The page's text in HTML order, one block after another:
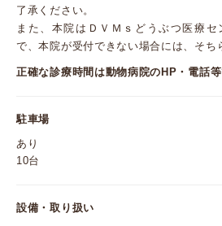
了承ください。
また、本院はＤＶＭｓどうぶつ医療
で、本院が受付できない場合には、そち
正確な診療時間は動物病院のHP・電話等
駐車場
あり
10台
設備・取り扱い